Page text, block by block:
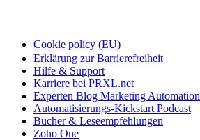
Cookie policy (EU)
Erklärung zur Barrierefreiheit
Hilfe & Support
Karriere bei PRXL.net
Experten Blog Marketing Automation
Automatisierungs-Kickstart Podcast
Bücher & Leseempfehlungen
Zoho One